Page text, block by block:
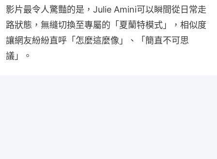
影片最令人驚豔的是，Julie Amini可以瞬間從日常走
路狀態，無縫切換至專屬的「夏蘭特模式」，相似度
讓網友紛紛直呼「怎麼這麼像」、「簡直不可思
議」。